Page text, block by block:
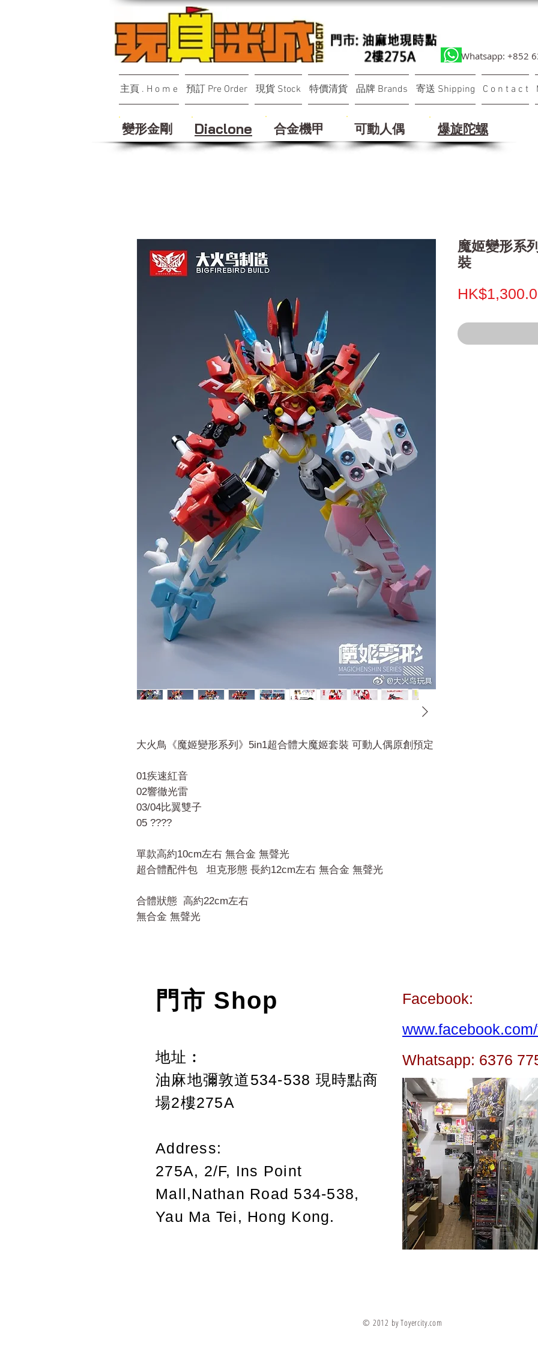
Whatsapp: +852
主頁 . H o m e 預訂 Pre Order 現貨 Stock 特價清貨 品牌 Brands 寄送 Shipping C o n t a c t
變形金剛 Diaclone 合金機甲 可動人偶 ​爆旋陀螺
大火鳥《魔姬變形系列》5in1超合體大魔姬套裝 可動人偶原創預定
01疾速紅音
02響徹光雷
03/04比翼雙子
05 ????
單款高約10cm左右 無合金 無聲光
超合體配件包 坦克形態 長約12cm左右 無合金 無聲光
合體狀態 高約22cm左右
無合金 無聲光
魔姬變形系
裝
門市 Shop
地址︰
油麻地彌敦道534-538 現時點商
場2樓275A
Address:
275A, 2/F, Ins Point
Mall,Nathan Road 534-538,
Yau Ma Tei, Hong Kong.
Facebook:
Whatsapp: 6376
© 2012 by Toyercity.com